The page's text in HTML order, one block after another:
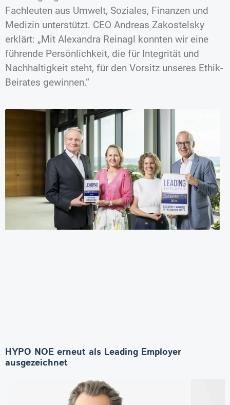
Fachleuten aus Umwelt, Soziales, Finanzen und
Medizin unterstützt. CEO Andreas Zakostelsky
erklärt: „Mit Alexandra Reinagl konnten wir eine
führende Persönlichkeit, die für Integrität und
Nachhaltigkeit steht, für den Vorsitz unseres Ethik-
Beirates gewinnen.“
HYPO NOE erneut als Leading Employer
ausgezeichnet